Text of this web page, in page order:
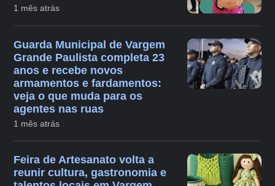
1 mês atrás
Guarda Municipal de Vargem
Grande Paulista completa 23
anos e recebe novos
armamentos e fardamentos:
veja o que muda para os
agentes nas ruas
1 mês atrás
Feira de Artesanato volta a
reunir cultura, gastronomia e